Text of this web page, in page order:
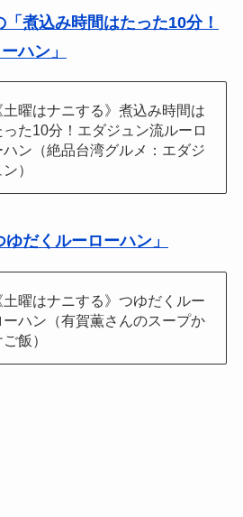
煮込み時間はたった10分！
ハン」
土曜はナニする》煮込み時間は
った10分！エダジュン流ルーロ
ハン（絶品台湾グルメ：エダジ
ン）
だくルーローハン」
土曜はナニする》つゆだくルー
ーハン（有賀薫さんのスープか
飯）